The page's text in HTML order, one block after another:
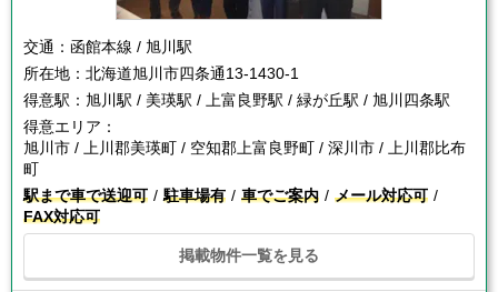
交通： 函館本線 / 旭川駅
所在地： 北海道旭川市四条通13-1430-1
得意駅： 旭川駅 / 美瑛駅 / 上富良野駅 / 緑が丘駅 / 旭川四条駅
得意エリア：
旭川市 / 上川郡美瑛町 / 空知郡上富良野町 / 深川市 / 上川郡比布
町
駅まで車で送迎可
駐車場有 車でご案内
メール対応可
FAX対応可
掲載物件一覧を見る